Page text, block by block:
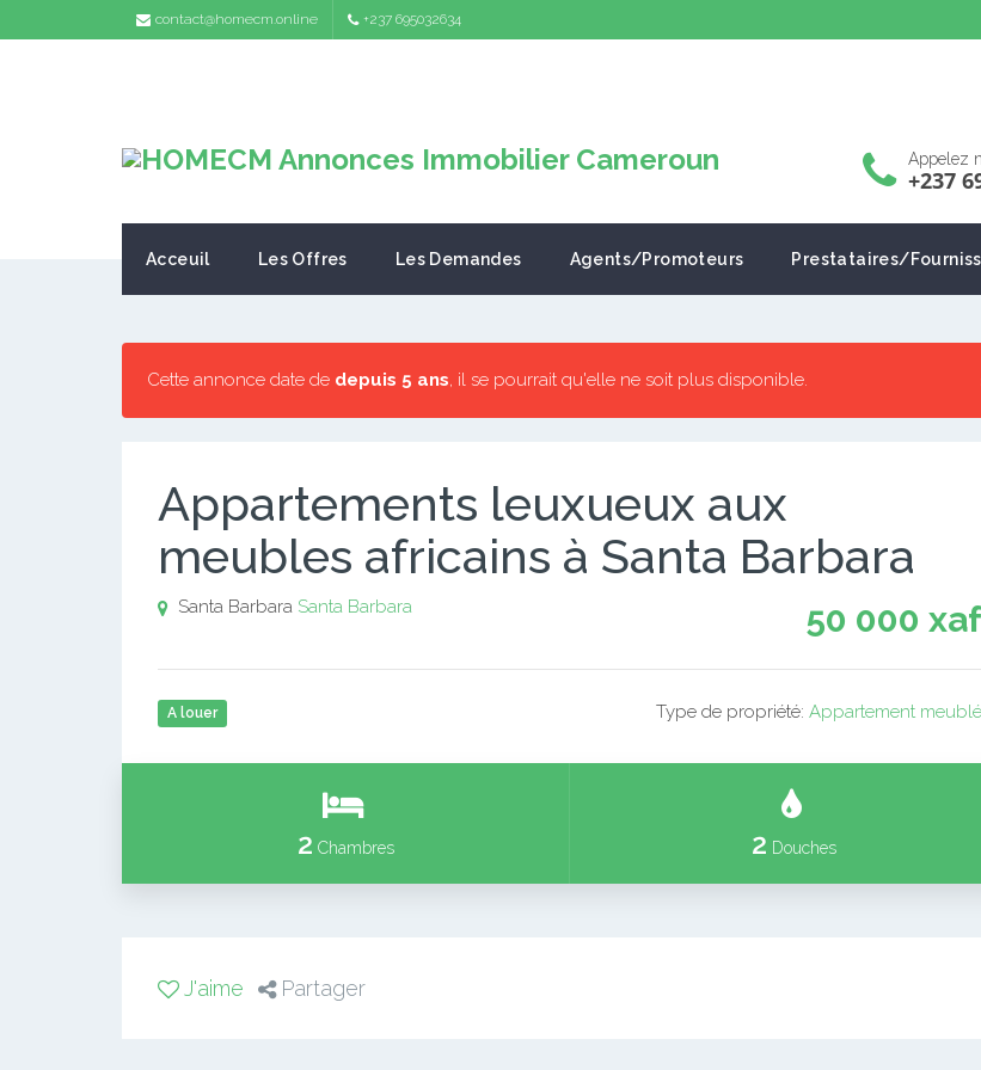
contact@homecm.online +237 695032634
Appelez
+237
Acceuil Les Offres Les Demandes Agents/Promoteurs Prestataires/
Cette annonce date de depuis 5 ans, il se pourrait qu'elle ne soit plus disponible.
Appartements leuxueux aux
meubles africains à Santa Barbara
50 000 xaf
Santa Barbara Santa Barbara
A louer Type de propriété: Appartement meublé
2 Chambres 2 Douches
J'aime Partager